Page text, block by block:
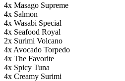
4x Masago Supreme
4x Salmon
4x Wasabi Special
4x Seafood Royal
2x Surimi Volcano
4x Avocado Torpedo
4x The Favorite
4x Spicy Tuna
4x Creamy Surimi